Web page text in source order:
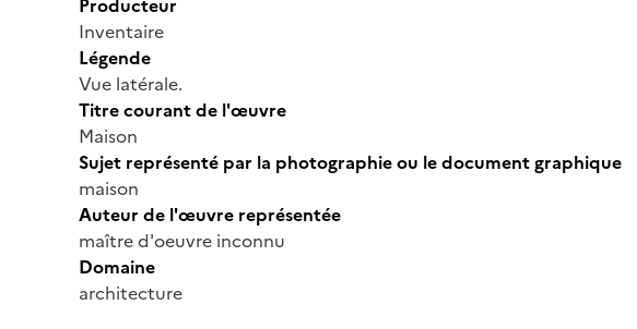
Inventaire
Légende
Vue latérale.
Titre courant de l'œuvre
Maison
Sujet représenté par la photographie ou le document graphique
maison
Auteur de l'œuvre représentée
maître d'oeuvre inconnu
Domaine
architecture